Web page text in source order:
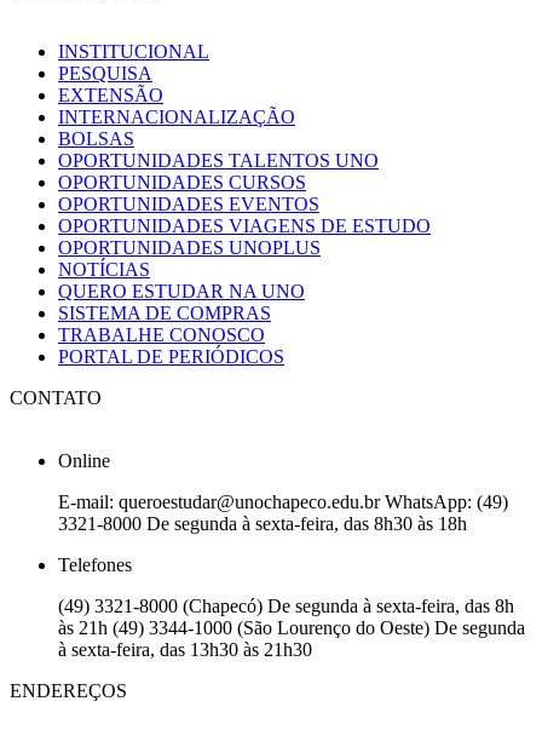
INSTITUCIONAL
PESQUISA
EXTENSÃO
INTERNACIONALIZAÇÃO
BOLSAS
OPORTUNIDADES TALENTOS UNO
OPORTUNIDADES CURSOS
OPORTUNIDADES EVENTOS
OPORTUNIDADES VIAGENS DE ESTUDO
OPORTUNIDADES UNOPLUS
NOTÍCIAS
QUERO ESTUDAR NA UNO
SISTEMA DE COMPRAS
TRABALHE CONOSCO
PORTAL DE PERIÓDICOS
CONTATO
Online
E-mail: queroestudar@unochapeco.edu.br WhatsApp: (49)
3321-8000 De segunda à sexta-feira, das 8h30 às 18h
Telefones
(49) 3321-8000 (Chapecó) De segunda à sexta-feira, das 8h
às 21h (49) 3344-1000 (São Lourenço do Oeste) De segunda
à sexta-feira, das 13h30 às 21h30
ENDEREÇOS